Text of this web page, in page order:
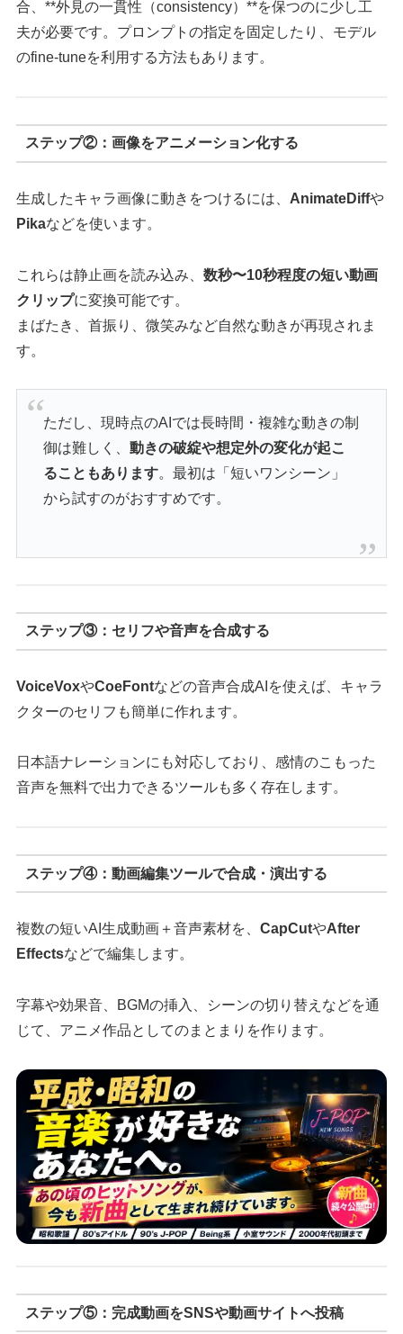
合、**外見の一貫性（consistency）**を保つのに少し工
夫が必要です。プロンプトの指定を固定したり、モデル
のfine-tuneを利用する方法もあります。
ステップ②：画像をアニメーション化する
生成したキャラ画像に動きをつけるには、 AnimateDiffや
Pikaなどを使います。
これらは静止画を読み込み、数秒〜10秒程度の短い動画
クリップに変換可能です。
まばたき、首振り、微笑みなど自然な動きが再現されま
す。
ただし、現時点のAIでは長時間・複雑な動きの制
御は難しく、動きの破綻や想定外の変化が起こ
ることもあります。最初は「短いワンシーン」
から試すのがおすすめです。
ステップ③：セリフや音声を合成する
VoiceVoxやCoeFontなどの音声合成AIを使えば、キャラ
クターのセリフも簡単に作れます。
日本語ナレーションにも対応しており、感情のこもった
音声を無料で出力できるツールも多く存在します。
ステップ④：動画編集ツールで合成・演出する
複数の短いAI生成動画＋音声素材を、CapCutやAfter
Effectsなどで編集します。
字幕や効果音、BGMの挿入、シーンの切り替えなどを通
じて、アニメ作品としてのまとまりを作ります。
ステップ⑤：完成動画をSNSや動画サイトへ投稿